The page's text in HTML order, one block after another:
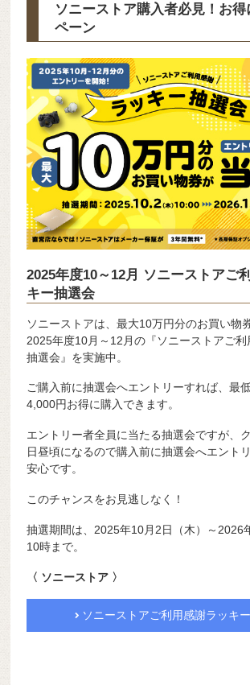
ソニーストア購入者必見！お
ペーン
2025年度10～12月 ソニーストアご
キー抽選会
ソニーストアは、最大10万円分のお買い物
2025年度10月～12月の『ソニーストアご利
抽選会』を実施中。
ご購入前に抽選会へエントリーすれば、最
4,000円お得に購入できます。
エントリー者全員に当たる抽選会ですが、
日昼頃になるので購入前に抽選会へエント
安心です。
このチャンスをお見逃しなく！
抽選期間は、2025年10月2日（木）～2026
10時まで。
〈 ソニーストア 〉
ソニーストアご利用感謝ラッキ